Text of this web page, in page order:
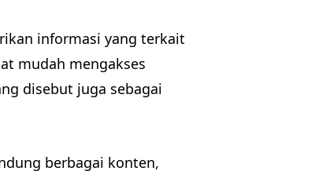
informasi yang terkait
mudah mengakses
disebut juga sebagai
berbagai konten,